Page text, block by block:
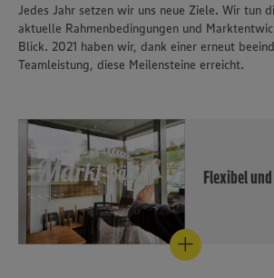
Jedes Jahr setzen wir uns neue Ziele. Wir tun
aktuelle Rahmenbedingungen und
Blick. 2021 haben wir, dank einer erneut
Teamleistung, diese Meilensteine erreicht.
Flexibel